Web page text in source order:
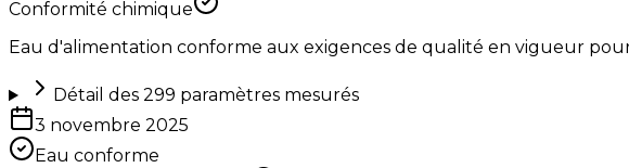
Conformité chimique
Eau d'alimentation conforme aux exigences de qualité en vigueur
Détail des 299 paramètres mesurés
3 novembre 2025
Eau conforme